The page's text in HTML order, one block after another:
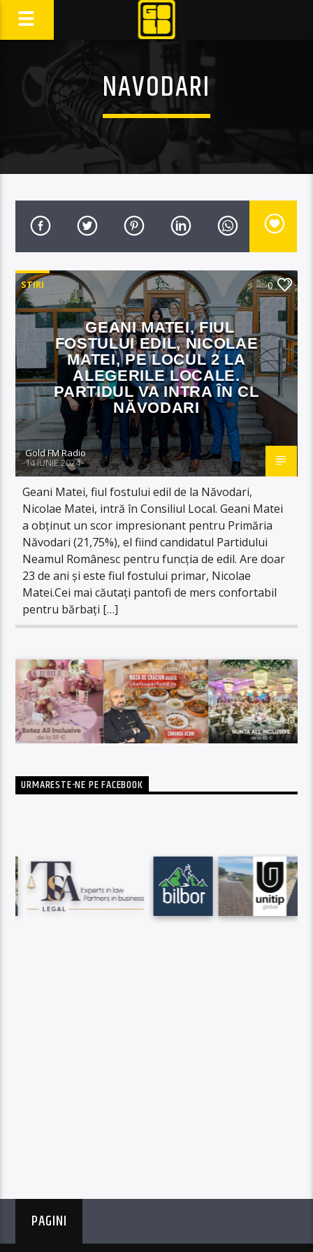
NAVODARI
STIRI 0
GEANI MATEI, FIUL
FOSTULUI EDIL, NICOLAE
MATEI, PE LOCUL 2 LA
ALEGERILE LOCALE.
PARTIDUL VA INTRA ÎN CL
NĂVODARI
Gold FM Radio
14 IUNIE 2024
Geani Matei, fiul fostului edil de la Năvodari,
Nicolae Matei, intră în Consiliul Local. Geani Matei
a obținut un scor impresionant pentru Primăria
Năvodari (21,75%), el fiind candidatul Partidului
Neamul Românesc pentru funcția de edil. Are doar
23 de ani și este fiul fostului primar, Nicolae
Matei.Cei mai căutați pantofi de mers confortabil
pentru bărbați […]
URMARESTE-NE PE FACEBOOK
PAGINI